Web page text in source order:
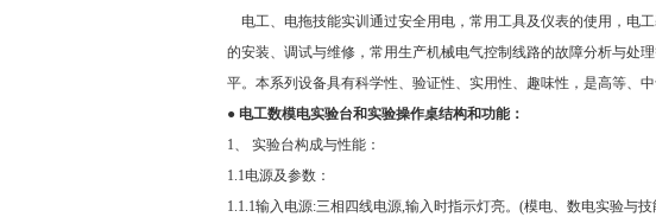
电工、电拖技能实训通过安全用电，常用工具及仪表的使用，电
的安装、调试与维修，常用生产机械电气控制线路的故障分析与处
平。本系列设备具有科学性、验证性、实用性、趣味性，是高等、
● 电工数模电实验台和实验操作桌结构和功能：
1、 实验台构成与性能：
1.1电源及参数：
1.1.1输入电源:三相四线电源,输入时指示灯亮。(模电、数电实验与